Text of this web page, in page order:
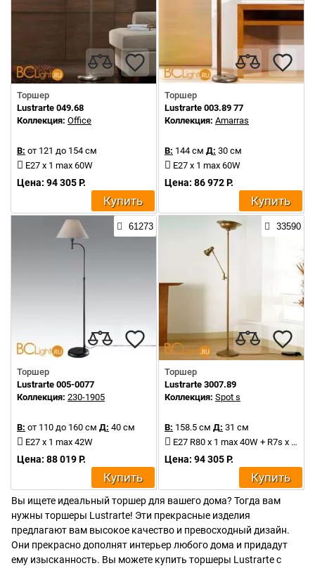
Торшер
Lustrarte 049.68
Коллекция: Office
В: от 121 до 154 см
E27 x 1 max 60W
Цена: 94 305 Р.
Купить
Торшер
Lustrarte 003.89 77
Коллекция: Amarras
В: 144 см Д: 30 см
E27 x 1 max 60W
Цена: 86 972 Р.
Купить
61273
Торшер
Lustrarte 005-0077
Коллекция: 230-1905
В: от 110 до 160 см Д: 40 см
E27 x 1 max 42W
Цена: 88 019 Р.
Купить
33590
Торшер
Lustrarte 3007.89
Коллекция: Spot s
В: 158.5 см Д: 31 см
E27 R80 x 1 max 40W + R7s x 1 max 200W
Цена: 94 305 Р.
Купить
Вы ищете идеальный торшер для вашего дома? Тогда вам
нужны торшеры Lustrarte! Эти прекрасные изделия
предлагают вам высокое качество и превосходный дизайн.
Они прекрасно дополнят интерьер любого дома и придадут
ему изысканность. Вы можете купить торшеры Lustrarte с